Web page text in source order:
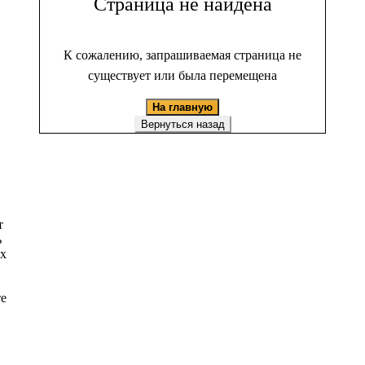
К сожалению, запрашиваемая страница не
существует или была перемещена
На главную
Вернуться назад